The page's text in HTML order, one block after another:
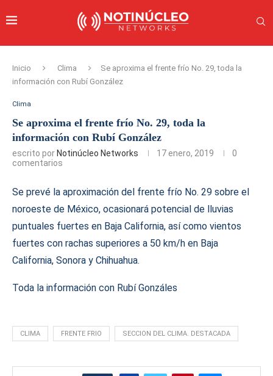
Inicio Clima
Se aproxima el frente frío No. 29, toda la
información con Rubí González
Clima
Se aproxima el frente frío No. 29, toda la
información con Rubí González
escrito por Notinúcleo Networks 17 enero, 2019
0
comentarios
Se prevé la aproximación del frente frío No. 29 sobre el
noroeste de México, ocasionará potencial de lluvias
puntuales fuertes en Baja California, así como vientos
fuertes con rachas superiores a 50 km/h en Baja
California, Sonora y Chihuahua.
Toda la información con Rubí Gonzáles
CLIMA FRENTE FRIO SECCION DEL CLIMA. DESTACADA